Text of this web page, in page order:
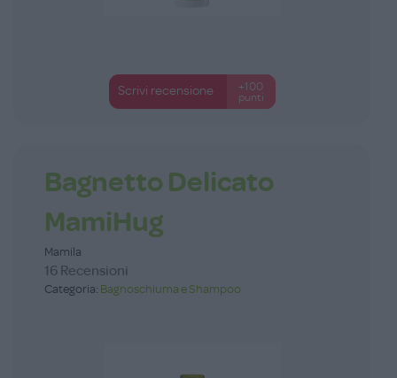
Scrivi recensione
+100
punti
Bagnetto Delicato
MamiHug
Mamila
16 Recensioni
Categoria: Bagnoschiuma e Shampoo